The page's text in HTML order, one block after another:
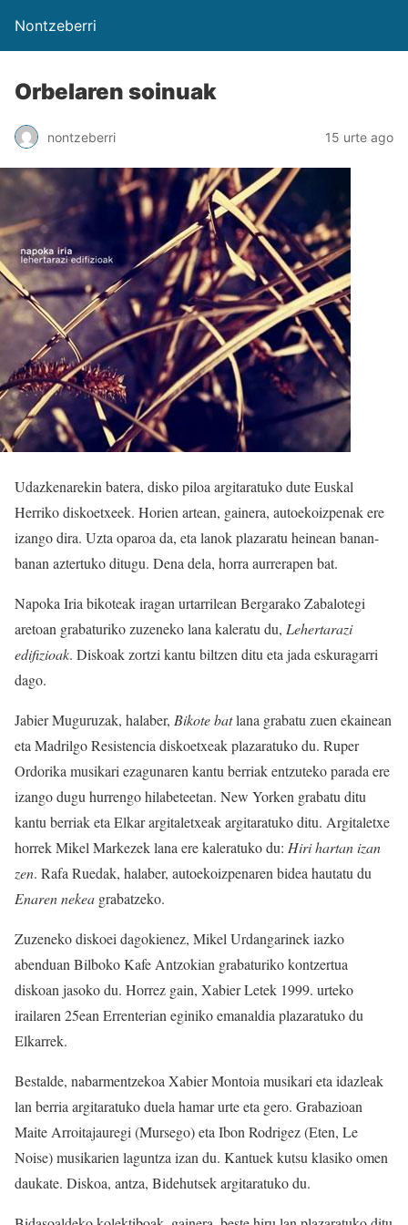
Nontzeberri
Orbelaren soinuak
nontzeberri 15 urte ago
Udazkenarekin batera, disko piloa argitaratuko dute Euskal
Herriko diskoetxeek. Horien artean, gainera, autoekoizpenak ere
izango dira. Uzta oparoa da, eta lanok plazaratu heinean banan-
banan aztertuko ditugu. Dena dela, horra aurrerapen bat.
Napoka Iria bikoteak iragan urtarrilean Bergarako Zabalotegi
aretoan grabaturiko zuzeneko lana kaleratu du, Lehertarazi
edifizioak. Diskoak zortzi kantu biltzen ditu eta jada eskuragarri
dago.
Jabier Muguruzak, halaber, Bikote batlana grabatu zuen ekainean
eta Madrilgo Resistencia diskoetxeak plazaratuko du. Ruper
Ordorika musikari ezagunaren kantu berriak entzuteko parada ere
izango dugu hurrengo hilabeteetan. New Yorken grabatu ditu
kantu berriak eta Elkar argitaletxeak argitaratuko ditu. Argitaletxe
horrek Mikel Markezek lana ere kaleratuko du: Hiri hartan izan
zen. Rafa Ruedak, halaber, autoekoizpenaren bidea hautatu du
Enaren nekea grabatzeko.
Zuzeneko diskoei dagokienez, Mikel Urdangarinek iazko
abenduan Bilboko Kafe Antzokian grabaturiko kontzertua
diskoan jasoko du. Horrez gain, Xabier Letek 1999. urteko
irailaren 25ean Errenterian eginiko emanaldia plazaratuko du
Elkarrek.
Bestalde, nabarmentzekoa Xabier Montoia musikari eta idazleak
lan berria argitaratuko duela hamar urte eta gero. Grabazioan
Maite Arroitajauregi (Mursego) eta Ibon Rodrigez (Eten, Le
Noise) musikarien laguntza izan du. Kantuek kutsu klasiko omen
daukate. Diskoa, antza, Bidehutsek argitaratuko du.